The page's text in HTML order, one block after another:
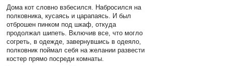
Дома кот словно взбесился. Набросился на
полковника, кусаясь и царапаясь. И был
отброшен пинком под шкаф, откуда
продолжал шипеть. Включив все, что могло
согреть, в одежде, завернувшись в одеяло,
полковник поймал себя на желании развести
костер прямо посреди комнаты.